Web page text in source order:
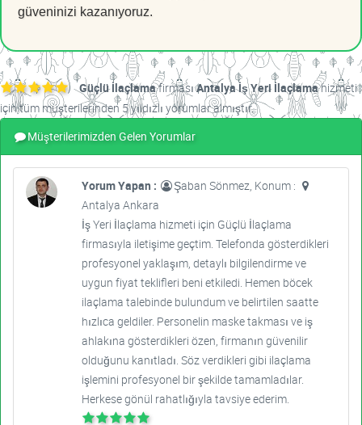
güveninizi kazanıyoruz.
Güçlü İlaçlamafirmasıAntalya İş Yeri İlaçlamahizmeti
için tüm müşterilerinden 5 yıldızlı yorumlar almıştır.
Müşterilerimizden Gelen Yorumlar
Yorum Yapan :
Şaban Sönmez, Konum :
Antalya Ankara
İş Yeri İlaçlama hizmeti için Güçlü İlaçlama
firmasıyla iletişime geçtim. Telefonda gösterdikleri
profesyonel yaklaşım, detaylı bilgilendirme ve
uygun fiyat teklifleri beni etkiledi. Hemen böcek
ilaçlama talebinde bulundum ve belirtilen saatte
hızlıca geldiler. Personelin maske takması ve iş
ahlakına gösterdikleri özen, firmanın güvenilir
olduğunu kanıtladı. Söz verdikleri gibi ilaçlama
işlemini profesyonel bir şekilde tamamladılar.
Herkese gönül rahatlığıyla tavsiye ederim.